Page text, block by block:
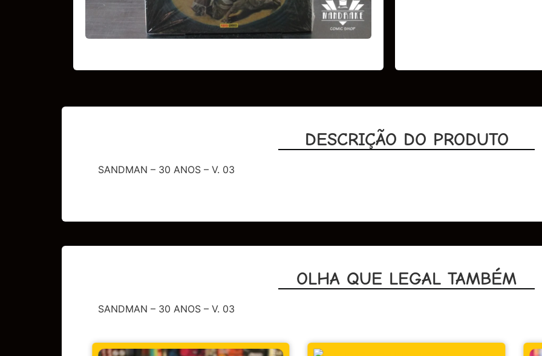
DESCRIÇÃO DO PRODUTO
SANDMAN – 30 ANOS – V. 03
OLHA QUE LEGAL TAMBÉM
SANDMAN – 30 ANOS – V. 03